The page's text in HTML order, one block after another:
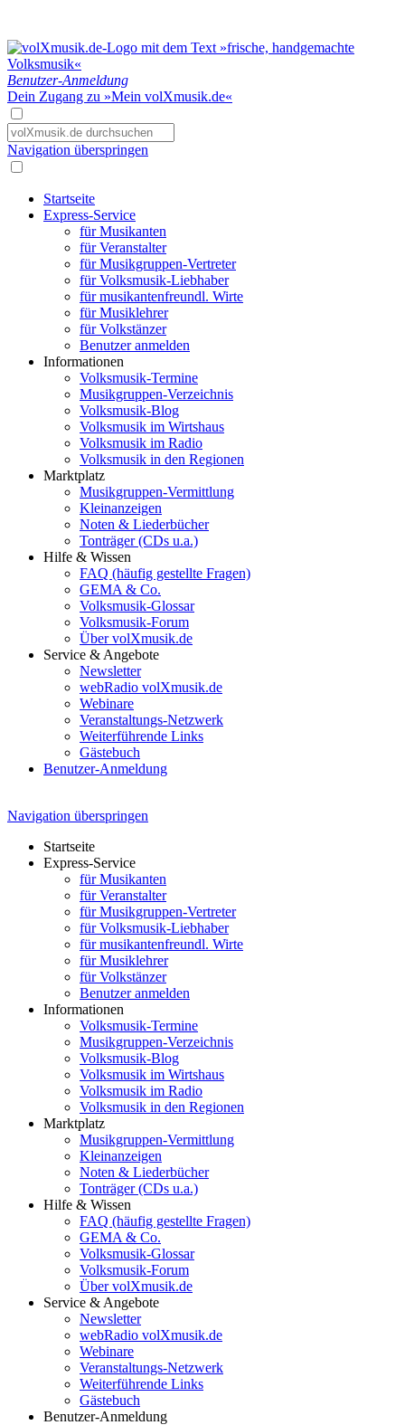
Benutzer-Anmeldung
Dein Zugang zu »Mein volXmusik.de«
Navigation überspringen
Startseite
Express-Service
für Musikanten
für Veranstalter
für Musikgruppen-Vertreter
für Volksmusik-Liebhaber
für musikantenfreundl. Wirte
für Musiklehrer
für Volkstänzer
Benutzer anmelden
Informationen
Volksmusik-Termine
Musikgruppen-Verzeichnis
Volksmusik-Blog
Volksmusik im Wirtshaus
Volksmusik im Radio
Volksmusik in den Regionen
Marktplatz
Musikgruppen-Vermittlung
Kleinanzeigen
Noten & Liederbücher
Tonträger (CDs u.a.)
Hilfe & Wissen
FAQ (häufig gestellte Fragen)
GEMA & Co.
Volksmusik-Glossar
Volksmusik-Forum
Über volXmusik.de
Service & Angebote
Newsletter
webRadio volXmusik.de
Webinare
Veranstaltungs-Netzwerk
Weiterführende Links
Gästebuch
Benutzer-Anmeldung
Navigation überspringen
Startseite
Express-Service
für Musikanten
für Veranstalter
für Musikgruppen-Vertreter
für Volksmusik-Liebhaber
für musikantenfreundl. Wirte
für Musiklehrer
für Volkstänzer
Benutzer anmelden
Informationen
Volksmusik-Termine
Musikgruppen-Verzeichnis
Volksmusik-Blog
Volksmusik im Wirtshaus
Volksmusik im Radio
Volksmusik in den Regionen
Marktplatz
Musikgruppen-Vermittlung
Kleinanzeigen
Noten & Liederbücher
Tonträger (CDs u.a.)
Hilfe & Wissen
FAQ (häufig gestellte Fragen)
GEMA & Co.
Volksmusik-Glossar
Volksmusik-Forum
Über volXmusik.de
Service & Angebote
Newsletter
webRadio volXmusik.de
Webinare
Veranstaltungs-Netzwerk
Weiterführende Links
Gästebuch
Benutzer-Anmeldung